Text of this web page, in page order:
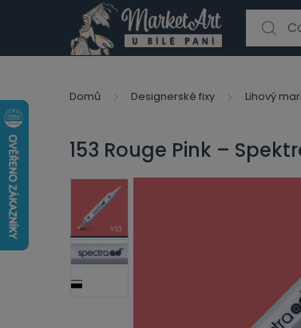
Search for:
Domů Designerské fixy Lihový
153 Rouge Pink –